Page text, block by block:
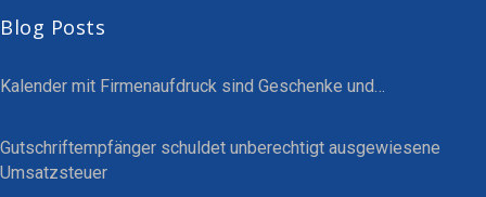
Blog Posts
Kalender mit Firmenaufdruck sind Geschenke und…
Gutschriftempfänger schuldet unberechtigt ausgewiesene
Umsatzsteuer